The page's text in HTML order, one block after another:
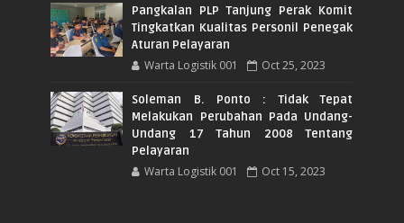
Pangkalan PLP Tanjung Perak Komit
Tingkatkan Kualitas Personil Penegak
Aturan Pelayaran
Warta Logistik 001 Oct 25, 2023
Soleman B. Ponto : Tidak Tepat
Melakukan Perubahan Pada Undang-
Undang 17 Tahun 2008 Tentang
Pelayaran
Warta Logistik 001 Oct 15, 2023